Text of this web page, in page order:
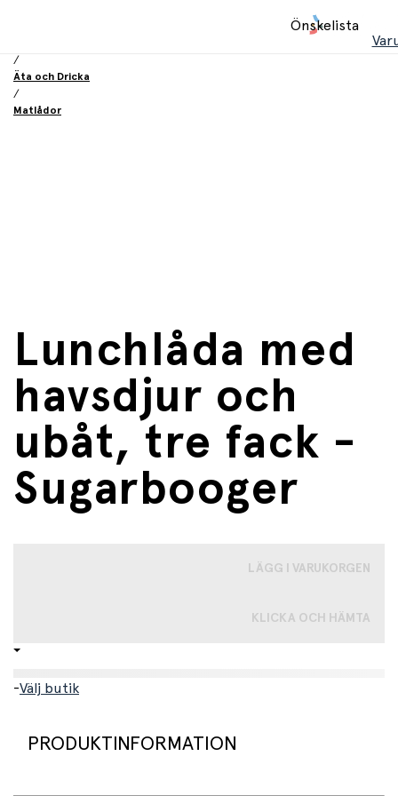
Önskelista
/
Äta och Dricka
/
Matlådor
Lunchlåda med
havsdjur och
ubåt, tre fack -
Sugarbooger
LÄGG I VARUKORGEN
KLICKA OCH HÄMTA
-Välj butik
PRODUKTINFORMATION